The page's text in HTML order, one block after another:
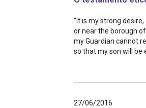
“It is my strong
or near the borough
my Guardian cannot
so that my son will be
27/06/2016